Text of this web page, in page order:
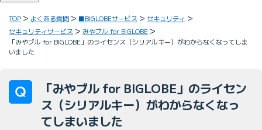
TOP よくある質問 ■BIGLOBEサービス
セキュリティ
セキュリティサービス
みやブル for BIGLOBE
「みやブル for BIGLOBE」のライセンス（シリアルキー）がわからなくなってしま
いました
「みやブル for BIGLOBE」のライセン
ス（シリアルキー）がわからなくなっ
てしまいました